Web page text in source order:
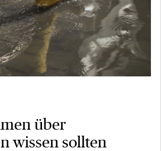
über
wissen sollten